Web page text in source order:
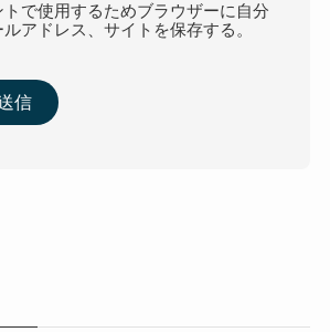
トで使用するためブラウザーに自分
アドレス、サイトを保存する。